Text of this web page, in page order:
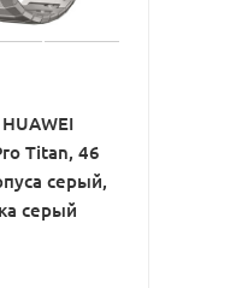
Titan, 46
серый,
серый